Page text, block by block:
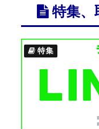
特集、
特集